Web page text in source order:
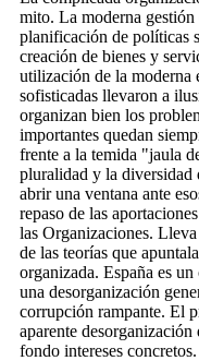
mito. La moderna gestión
planificación de políticas
creación de bienes y
utilización de la moderna
sofisticadas llevaron a
organizan bien los
importantes quedan
frente a la temida "jaula
pluralidad y la diversidad
abrir una ventana ante
repaso de las
las Organizaciones.
de las teorías que
organizada. España es
una desorganización
corrupción rampante. El
aparente desorganización
fondo intereses concretos.